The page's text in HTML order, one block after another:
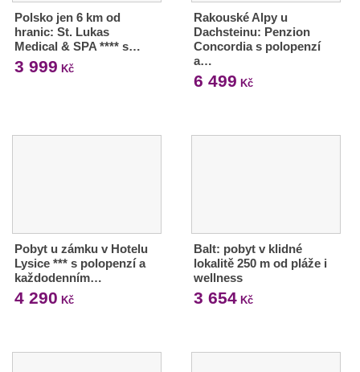
Polsko jen 6 km od
hranic: St. Lukas
Medical & SPA **** s…
3 999 Kč
Rakouské Alpy u
Dachsteinu: Penzion
Concordia s polopenzí
a…
6 499 Kč
Pobyt u zámku v Hotelu
Lysice *** s polopenzí a
každodenním…
4 290 Kč
Balt: pobyt v klidné
lokalitě 250 m od pláže i
wellness
3 654Kč